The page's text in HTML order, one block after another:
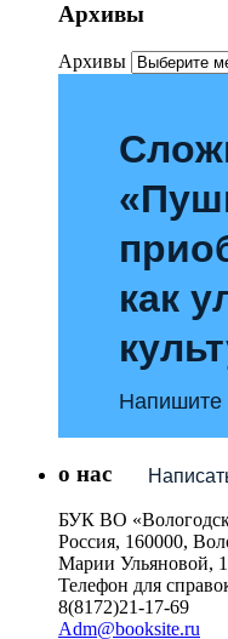
Архивы
Архивы
как
о нас
БУК ВО
Россия, 160000,
Марии Ульяновой, 1
Телефон для
8(8172)21-17-69
Adm@booksite.ru